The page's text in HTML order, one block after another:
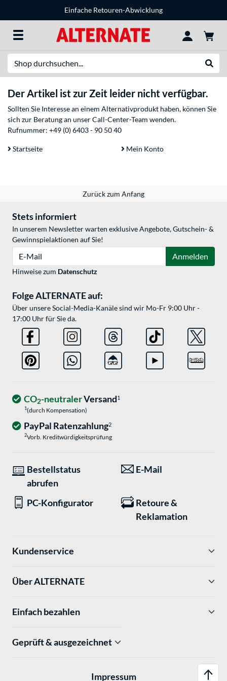
Einfache Retouren-Abwicklung
Der Artikel ist zur Zeit leider nicht verfügbar.
Sollten Sie Interesse an einem Alternativprodukt haben, können Sie
sich zur Beratung an unser Call-Center-Team wenden.
Rufnummer: +49 (0) 6403 - 90 50 40
Startseite Mein Konto
Zurück zum Anfang
Stets informiert
In unserem Newsletter warten exklusive Angebote, Gutschein- &
Gewinnspielaktionen auf Sie!
Anmelden
Hinweise zum Datenschutz
Folge ALTERNATE auf:
Über unsere Social-Media-Kanäle sind wir Mo-Fr 9:00 Uhr -
17:00 Uhr für Sie da.
CO2-neutralerVersand1
1(durch Kompensation)
PayPal Ratenzahlung2
2Vorb. Kreditwürdigkeitsprüfung
Bestellstatus
abrufen
E-Mail
PC-Konfigurator
Retoure &
Reklamation
Kundenservice
Über ALTERNATE
Einfach bezahlen
Geprüft & ausgezeichnet
Impressum